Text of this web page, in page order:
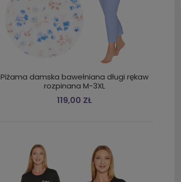
Piżama damska bawełniana długi rękaw
rozpinana M-3XL
119,00 ZŁ